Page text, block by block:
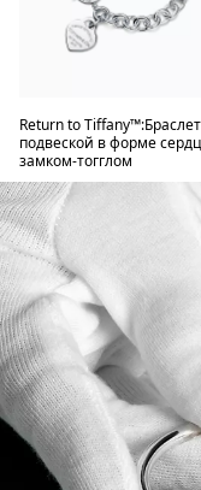
Return to
подвеской в форме
замком-тогглом